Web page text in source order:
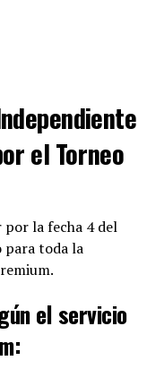
el Torneo
por la fecha 4 del
para toda la
el servicio